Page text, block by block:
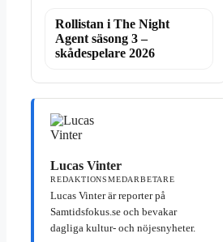
Rollistan i The Night
Agent säsong 3 –
skådespelare 2026
Lucas Vinter
REDAKTIONSMEDARBETARE
Lucas Vinter är reporter på
Samtidsfokus.se och bevakar
dagliga kultur- och nöjesnyheter.